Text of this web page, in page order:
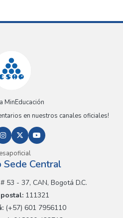
MinEducación
en nuestros canales oficiales!
Sede Central
53 - 37, CAN, Bogotá D.C.
111321
(+57) 601 7956110